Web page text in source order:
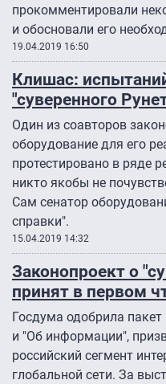
прокомментировали
и обосновали его
19.04.2019 16:50
Клишас:
"суверенного
Один из соавторов
оборудование для его
протестировано в ряде
никто якобы не
Сам сенатор
справки".
15.04.2019 14:32
Законопроект о
принят в первом
Госдума одобрила
и "Об информации",
российский сегмент
глобальной сети. За